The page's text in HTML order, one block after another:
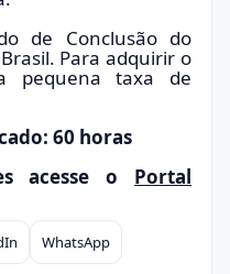
de Conclusão do
Para adquirir o
pequena taxa de
60 horas
acesse o Portal
WhatsApp